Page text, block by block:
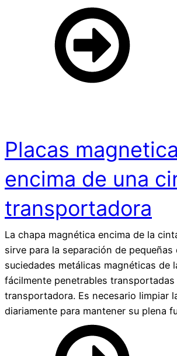
Placas
encima de una
transportadora
La chapa magnética encima de la
sirve para la separación de
suciedades metálicas magnéticas de
fácilmente penetrables transportadas
transportadora. Es necesario limpiar
diariamente para mantener su plena